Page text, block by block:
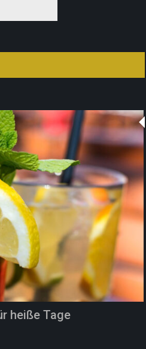
2026 – Summer makes
music
21. Juni 2026
heiße Tage